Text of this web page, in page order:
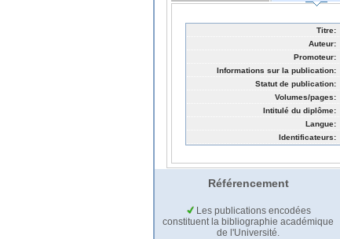
Titre:
Auteur:
Promoteur:
Informations sur la publication:
Statut de publication:
Volumes/pages:
Intitulé du diplôme:
Langue:
Identificateurs:
Référencement
Les publications encodées
constituent la bibliographie académique
de l'Université.